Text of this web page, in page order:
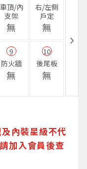
車頂/內
支架
無
右/左側
戶定
無
9
防火牆
無
10
後尾板
無
內裝星級不代
加入會員後查